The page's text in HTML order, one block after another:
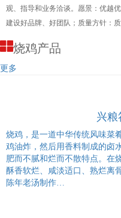
观、指导和业务洽谈。愿景：优越
建设好品牌、好团队；质量方针：
烧鸡产品
更多
兴粮
烧鸡，是一道中华传统风味菜
鸡油炸，然后用香料制成的卤
肥而不腻和烂而不散特点。在
酥香软烂、咸淡适口、熟烂离
陈年老汤制作…